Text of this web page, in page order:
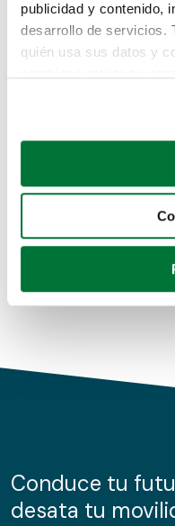
publicidad y contenido,
desarrollo de servicios.
quién usa sus datos y
Si lo permite, también
Recopilar
Identificar su
para buscar
Obtenga más
de cookies.
información sobre el
nuestros partners de
Pero puedes
buscando en alguno
Coches de segunda
Coches de km0
Conduce tu
desata tu